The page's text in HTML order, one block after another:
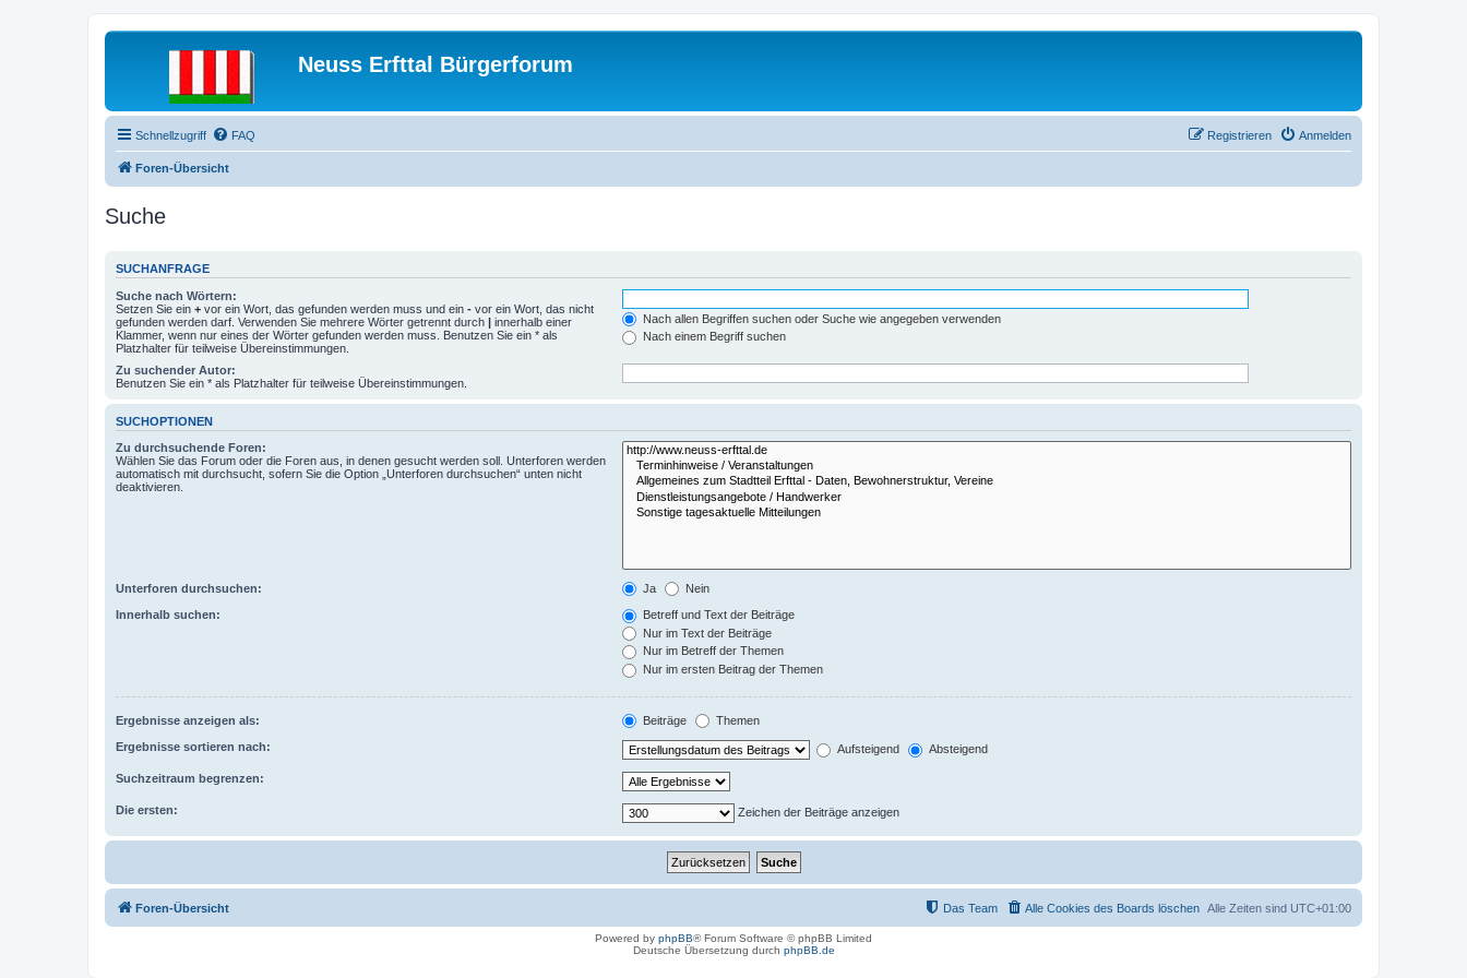
Neuss Erfttal Bürgerforum
Schnellzugriff FAQ Anmelden
Registrieren
Foren-Übersicht
Suche
SUCHANFRAGE
Suche nach Wörtern:
Setzen Sie ein + vor ein Wort, das gefunden werden muss und ein - vor ein Wort, das nicht
gefunden werden darf. Verwenden Sie mehrere Wörter getrennt durch | innerhalb einer
Klammer, wenn nur eines der Wörter gefunden werden muss. Benutzen Sie ein * als
Platzhalter für teilweise Übereinstimmungen.
Nach allen Begriffen suchen oder Suche wie angegeben verwenden
Nach einem Begriff suchen
Zu suchender Autor:
Benutzen Sie ein * als Platzhalter für teilweise Übereinstimmungen.
SUCHOPTIONEN
Zu durchsuchende Foren:
Wählen Sie das Forum oder die Foren aus, in denen gesucht werden soll. Unterforen werden
automatisch mit durchsucht, sofern Sie die Option „Unterforen durchsuchen“ unten nicht
deaktivieren.
Unterforen durchsuchen: Ja Nein
Innerhalb suchen:
Betreff und Text der Beiträge
Nur im Text der Beiträge
Nur im Betreff der Themen
Nur im ersten Beitrag der Themen
Ergebnisse anzeigen als: Beiträge Themen
Ergebnisse sortieren nach: Aufsteigend Absteigend
Suchzeitraum begrenzen:
Die ersten: Zeichen der Beiträge anzeigen
Foren-Übersicht Alle Zeiten sind UTC+01:00
Alle Cookies des Boards löschen
Das Team
Powered by phpBB® Forum Software © phpBB Limited
Deutsche Übersetzung durch phpBB.de